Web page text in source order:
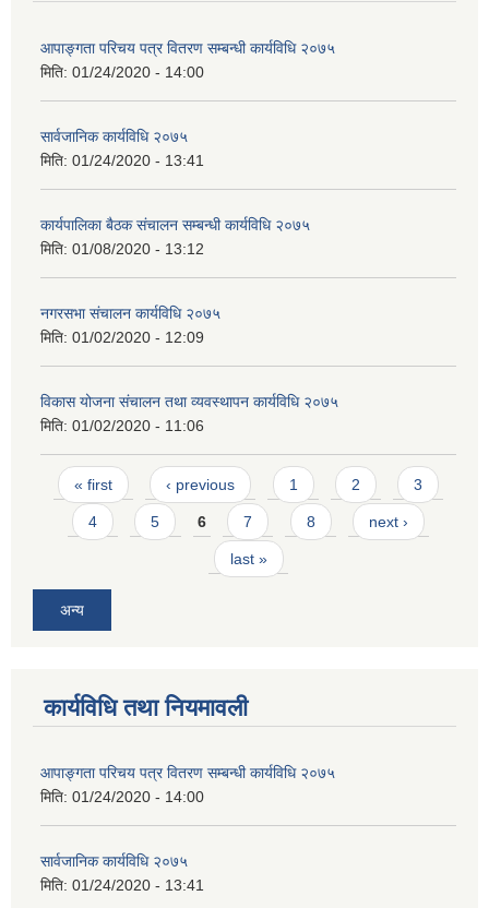
आपाङ्गता परिचय पत्र वितरण सम्बन्धी कार्यविधि २०७५
मिति: 01/24/2020 - 14:00
सार्वजानिक कार्यविधि २०७५
मिति: 01/24/2020 - 13:41
कार्यपालिका बैठक संचालन सम्बन्धी कार्यविधि २०७५
मिति: 01/08/2020 - 13:12
नगरसभा संचालन कार्यविधि २०७५
मिति: 01/02/2020 - 12:09
विकास योजना संचालन तथा व्यवस्थापन कार्यविधि २०७५
मिति: 01/02/2020 - 11:06
Pages
« first ‹ previous 1 2 3
4 5 6 7 8 next ›
last »
अन्य
कार्यविधि तथा नियमावली
आपाङ्गता परिचय पत्र वितरण सम्बन्धी कार्यविधि २०७५
मिति: 01/24/2020 - 14:00
सार्वजानिक कार्यविधि २०७५
मिति: 01/24/2020 - 13:41